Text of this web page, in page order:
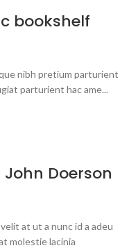
bookshelf
nibh pretium parturient
parturient hac ame...
Doerson
at ut a nunc id a adeu
molestie lacinia